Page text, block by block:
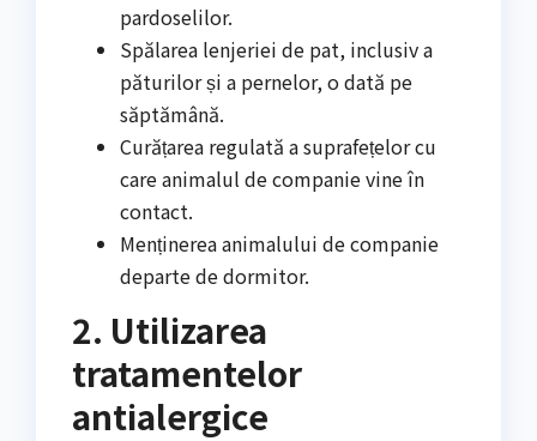
pardoselilor.
Spălarea lenjeriei de pat, inclusiv a
păturilor și a pernelor, o dată pe
săptămână.
Curățarea regulată a suprafețelor cu
care animalul de companie vine în
contact.
Menținerea animalului de companie
departe de dormitor.
2. Utilizarea
tratamentelor
antialergice